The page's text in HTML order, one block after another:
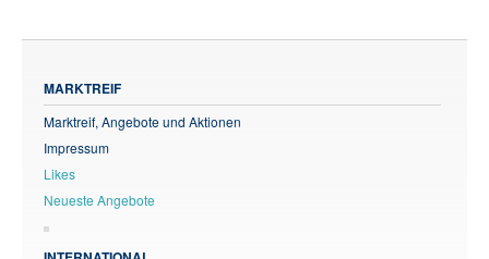
MARKTREIF
Marktreif, Angebote und Aktionen
Impressum
Likes
Neueste Angebote